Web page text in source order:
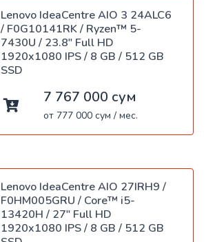
Lenovo IdeaCentre AIO 3 24ALC6
/ F0G10141RK / Ryzen™ 5-
7430U / 23.8" Full HD
1920x1080 IPS / 8 GB / 512 GB
SSD
7 767 000 сум
от 777 000 сум / мес.
Lenovo IdeaCentre AIO 27IRH9 /
F0HM005GRU / Core™ i5-
13420H / 27" Full HD
1920x1080 IPS / 8 GB / 512 GB